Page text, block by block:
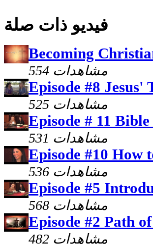
فيديو ذات صلة
Becoming
554 مشاهدات
Episode #8 Jesus'
525 مشاهدات
Episode # 11
531 مشاهدات
Episode #10 How
536 مشاهدات
Episode #5
568 مشاهدات
Episode #2 Path
482 مشاهدات